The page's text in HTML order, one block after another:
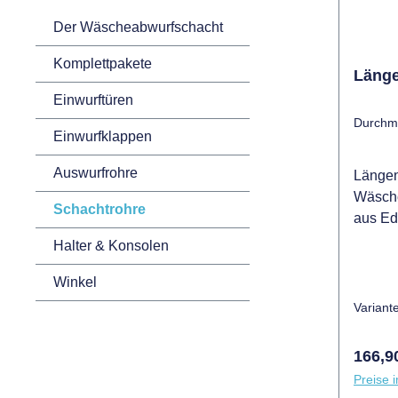
Der Wäscheabwurfschacht
Komplettpakete
Einwurftüren
Einwurfklappen
Auswurfrohre
Schachtrohre
Halter & Konsolen
Winkel
aus
der
in
Preise